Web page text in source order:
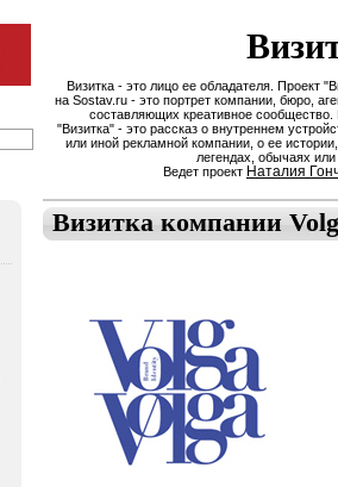
Визитка - это лицо ее обладателя. Проект
на Sostav.ru - это портрет компании, бюро,
составляющих креативное сообщество.
"Визитка" - это рассказ о внутреннем
или иной рекламной компании, о ее
легендах, обычаях
Ведет проект Наталия
Визитка компании